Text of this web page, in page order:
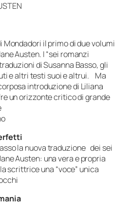
Mondadori il primo di due volumi
Austen. I “sei romanzi
di Susanna Basso, gli
e altri testi suoi e altrui. Ma
introduzione di Liliana
un orizzonte critico di grande
la nuova traduzione dei sei
Austen: una vera e propria
scrittrice una “voce” unica